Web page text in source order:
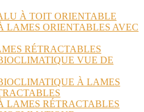
À TOIT ORIENTABLE
LAMES ORIENTABLES AVEC
RÉTRACTABLES
VUE DE
À LAMES
LAMES RÉTRACTABLES